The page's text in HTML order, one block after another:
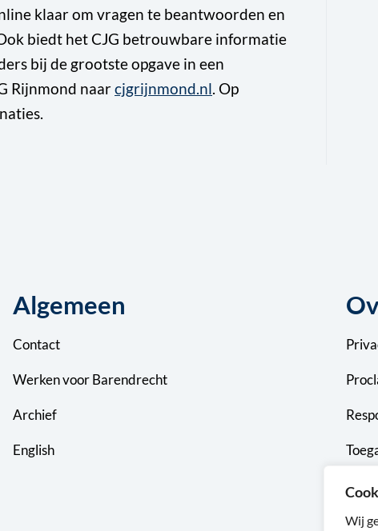
Wij
klaar om vragen te beantwoorden en
biedt het CJG betrouwbare informatie
bij de grootste opgave in een
Rijnmond naarcjgrijnmond.nl. Op
Algemeen
Contact
Werken voor Barendrecht
Archief
English